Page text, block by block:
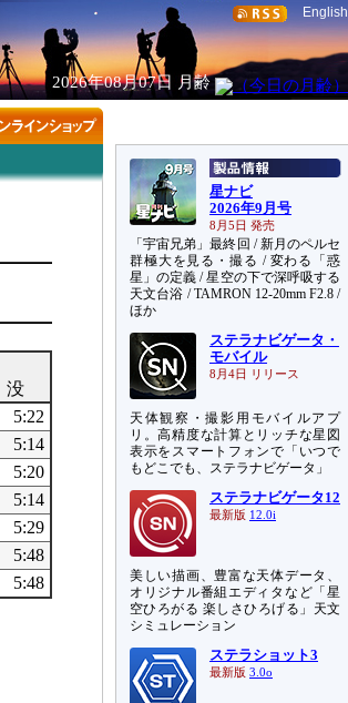
English
2026年08月07日 月齢
没
5:22
5:14
5:20
5:14
5:29
5:48
5:48
星ナビ
2026年9月号
8月5日 発売
「宇宙兄弟」最終回 / 新月のペルセ
群極大を見る・撮る / 変わる「惑
星」の定義 / 星空の下で深呼吸する
天文台浴 / TAMRON 12-20mm F2.8 /
ほか
ステラナビゲータ・
モバイル
8月4日 リリース
天体観察・撮影用モバイルアプ
リ。高精度な計算とリッチな星図
表示をスマートフォンで「いつで
もどこでも、ステラナビゲータ」
ステラナビゲータ12
最新版 12.0i
美しい描画、豊富な天体データ、
オリジナル番組エディタなど「星
空ひろがる 楽しさひろげる」天文
シミュレーション
ステラショット3
最新版 3.0o